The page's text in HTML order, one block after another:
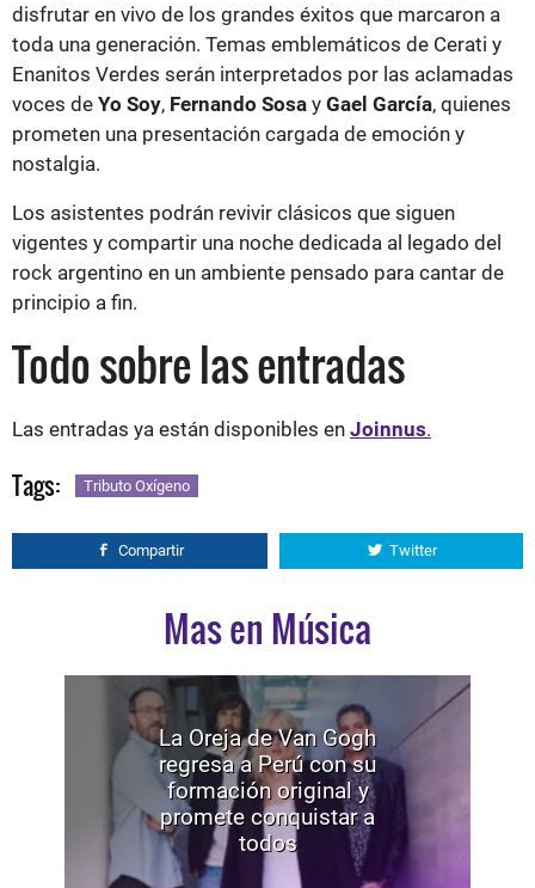
disfrutar en vivo de los grandes éxitos que marcaron a
toda una generación. Temas emblemáticos de Cerati y
Enanitos Verdes serán interpretados por las aclamadas
voces de Yo Soy, Fernando Sosa y Gael García, quienes
prometen una presentación cargada de emoción y
nostalgia.
Los asistentes podrán revivir clásicos que siguen
vigentes y compartir una noche dedicada al legado del
rock argentino en un ambiente pensado para cantar de
principio a fin.
Todo sobre las entradas
Las entradas ya están disponibles en Joinnus.
Tags: Tributo Oxígeno
Compartir Twitter
Mas en Música
La Oreja de Van Gogh
regresa a Perú con su
formación original y
promete conquistar a
todos